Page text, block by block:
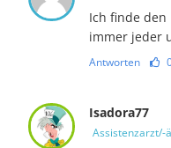
Ich finde den
immer jeder
Antworten
Isadora77
Assistenzarzt/-